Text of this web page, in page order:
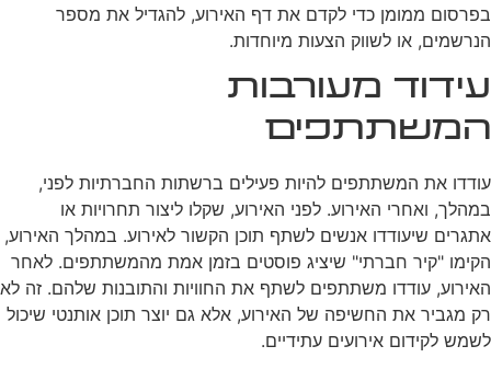
בפרסום ממומן כדי לקדם את דף האירוע, להגדיל את מספר
הנרשמים, או לשווק הצעות מיוחדות.
עידוד מעורבות
המשתתפים
עודדו את המשתתפים להיות פעילים ברשתות החברתיות לפני,
במהלך, ואחרי האירוע. לפני האירוע, שקלו ליצור תחרויות או
אתגרים שיעודדו אנשים לשתף תוכן הקשור לאירוע. במהלך האירוע,
הקימו "קיר חברתי" שיציג פוסטים בזמן אמת מהמשתתפים. לאחר
האירוע, עודדו משתתפים לשתף את החוויות והתובנות שלהם. זה לא
רק מגביר את החשיפה של האירוע, אלא גם יוצר תוכן אותנטי שיכול
לשמש לקידום אירועים עתידיים.